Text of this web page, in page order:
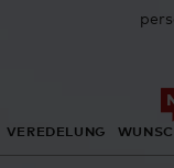
VEREDELUNG